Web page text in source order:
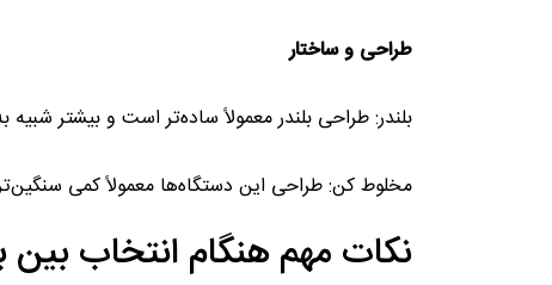
طراحی و ساختار
بلندر: طراحی بلندر معمولاً ساده‌تر است و بیشتر
مخلوط کن: طراحی این دستگاه‌ها معمولاً کمی
نکات مهم هنگام انتخاب بین